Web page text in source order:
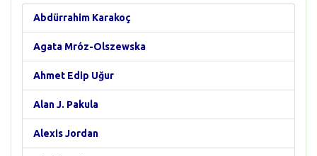
Abdürrahim Karakoç
Agata Mróz-Olszewska
Ahmet Edip Uğur
Alan J. Pakula
Alexis Jordan